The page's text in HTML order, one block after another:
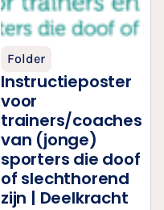
Folder
Instructieposter
voor
trainers/coaches
van (jonge)
sporters die doof
of slechthorend
zijn | Deelkracht